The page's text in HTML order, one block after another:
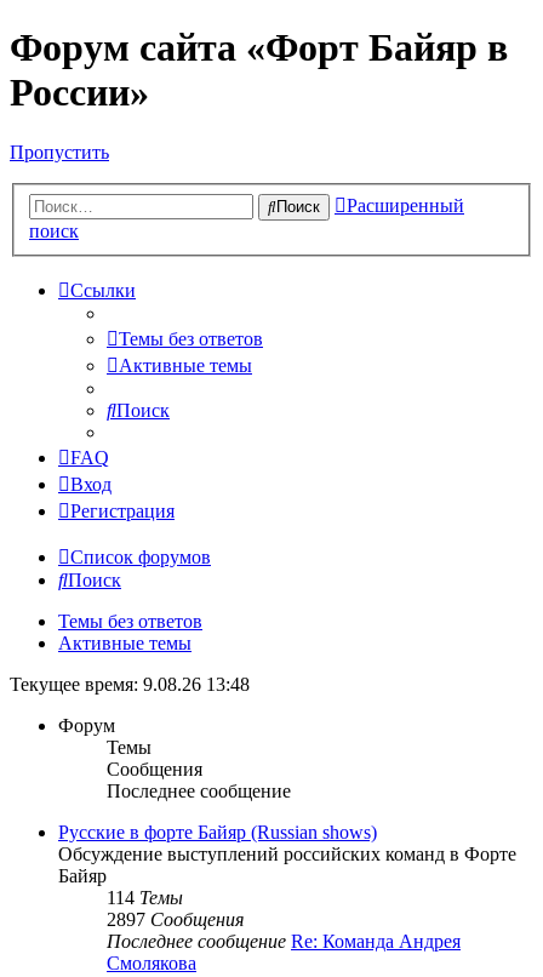
Форум сайта «Форт Байяр в
России»
Пропустить
Поиск
Расширенный
поиск
Ссылки
Темы без ответов
Активные темы
Поиск
FAQ
Вход
Регистрация
Список форумов
Поиск
Темы без ответов
Активные темы
Текущее время: 9.08.26 13:48
Форум
Темы
Сообщения
Последнее сообщение
Русские в форте Байяр (Russian shows)
Обсуждение выступлений российских команд в Форте
Байяр
114 Темы
2897 Сообщения
Последнее сообщение Re: Команда Андрея
Смолякова